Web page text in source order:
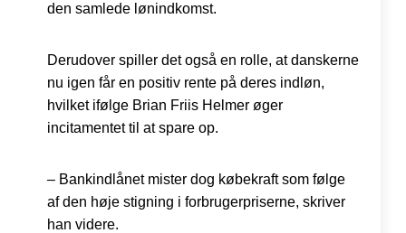
den samlede lønindkomst.
Derudover spiller det også en rolle, at danskerne
nu igen får en positiv rente på deres indløn,
hvilket ifølge Brian Friis Helmer øger
incitamentet til at spare op.
– Bankindlånet mister dog købekraft som følge
af den høje stigning i forbrugerpriserne, skriver
han videre.